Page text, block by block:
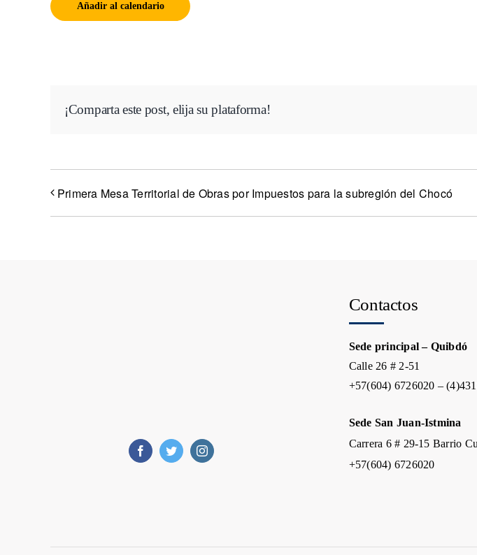
Añadir al calendario
¡Comparta este post, elija su plataforma!
Primera Mesa Territorial de Obras por Impuestos para la subregión del Chocó
Contactos
Sede principal – Quibdó
Calle 26 # 2-51
+57(604) 6726020 –
Sede San Juan-Istmina
Carrera 6 # 29-15 Barrio
+57(604) 6726020